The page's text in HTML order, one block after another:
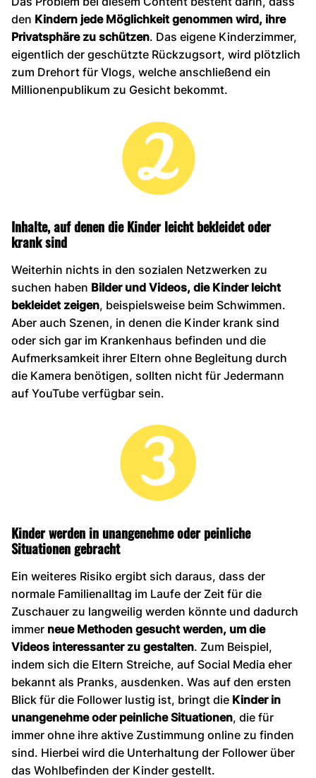
den Kindern jede Möglichkeit genommen wird, ihre
Privatsphäre zu schützen. Das eigene Kinderzimmer,
eigentlich der geschützte Rückzugsort, wird plötzlich
zum Drehort für Vlogs, welche anschließend ein
Millionenpublikum zu Gesicht bekommt.
Inhalte, auf denen die Kinder leicht bekleidet oder
krank sind
Weiterhin nichts in den sozialen Netzwerken zu
suchen haben Bilder und Videos, die Kinder leicht
bekleidet zeigen, beispielsweise beim Schwimmen.
Aber auch Szenen, in denen die Kinder krank sind
oder sich gar im Krankenhaus befinden und die
Aufmerksamkeit ihrer Eltern ohne Begleitung durch
die Kamera benötigen, sollten nicht für Jedermann
auf YouTube verfügbar sein.
Kinder werden in unangenehme oder peinliche
Situationen gebracht
Ein weiteres Risiko ergibt sich daraus, dass der
normale Familienalltag im Laufe der Zeit für die
Zuschauer zu langweilig werden könnte und dadurch
immer neue Methoden gesucht werden, um die
Videos interessanter zu gestalten. Zum Beispiel,
indem sich die Eltern Streiche, auf Social Media eher
bekannt als Pranks, ausdenken. Was auf den ersten
Blick für die Follower lustig ist, bringt die Kinder in
unangenehme oder peinliche Situationen, die für
immer ohne ihre aktive Zustimmung online zu finden
sind. Hierbei wird die Unterhaltung der Follower über
das Wohlbefinden der Kinder gestellt.